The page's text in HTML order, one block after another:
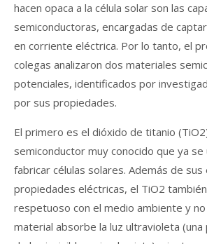
hacen opaca a la célula solar son las
semiconductoras, encargadas de
en corriente eléctrica. Por lo tanto, el
colegas analizaron dos materiales
potenciales, identificados por
por sus propiedades.
El primero es el dióxido de titanio
semiconductor muy conocido que ya se
fabricar células solares. Además de
propiedades eléctricas, el TiO2
respetuoso con el medio ambiente y
material absorbe la luz ultravioleta